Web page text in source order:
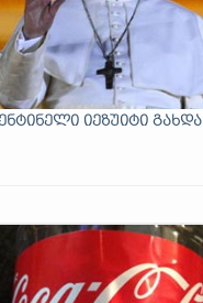
იეზუიტი გახდა